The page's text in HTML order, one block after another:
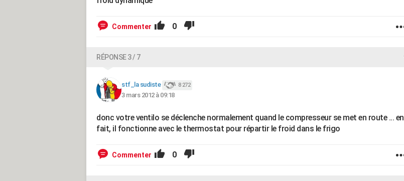
Commenter 0
RÉPONSE 3 / 7
stf_la sudiste 8 272
3 mars 2012 à 09:18
donc votre ventilo se déclenche normalement quand le compresseur se met en route ... en
fait, il fonctionne avec le thermostat pour répartir le froid dans le frigo
Commenter 0